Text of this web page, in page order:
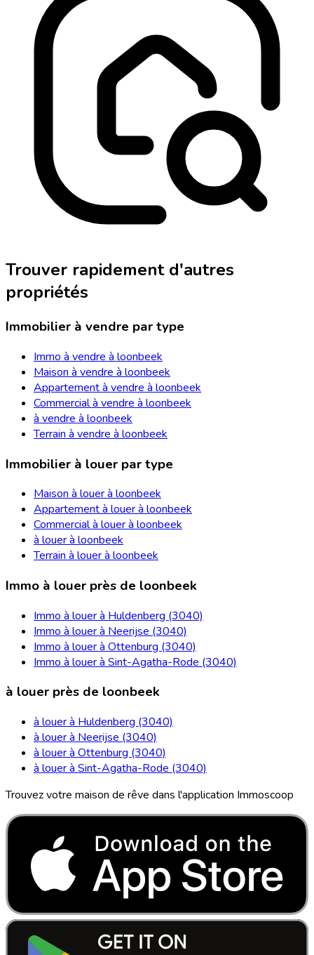
Trouver rapidement d'autres
propriétés
Immobilier à vendre par type
Immo à vendre à loonbeek
Maison à vendre à loonbeek
Appartement à vendre à loonbeek
Commercial à vendre à loonbeek
à vendre à loonbeek
Terrain à vendre à loonbeek
Immobilier à louer par type
Maison à louer à loonbeek
Appartement à louer à loonbeek
Commercial à louer à loonbeek
à louer à loonbeek
Terrain à louer à loonbeek
Immo à louer près de loonbeek
Immo à louer à Huldenberg (3040)
Immo à louer à Neerijse (3040)
Immo à louer à Ottenburg (3040)
Immo à louer à Sint-Agatha-Rode (3040)
à louer près de loonbeek
à louer à Huldenberg (3040)
à louer à Neerijse (3040)
à louer à Ottenburg (3040)
à louer à Sint-Agatha-Rode (3040)
Trouvez votre maison de rêve dans l'application Immoscoop